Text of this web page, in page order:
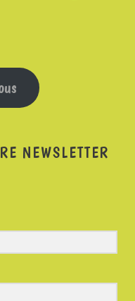
NEWSLETTER